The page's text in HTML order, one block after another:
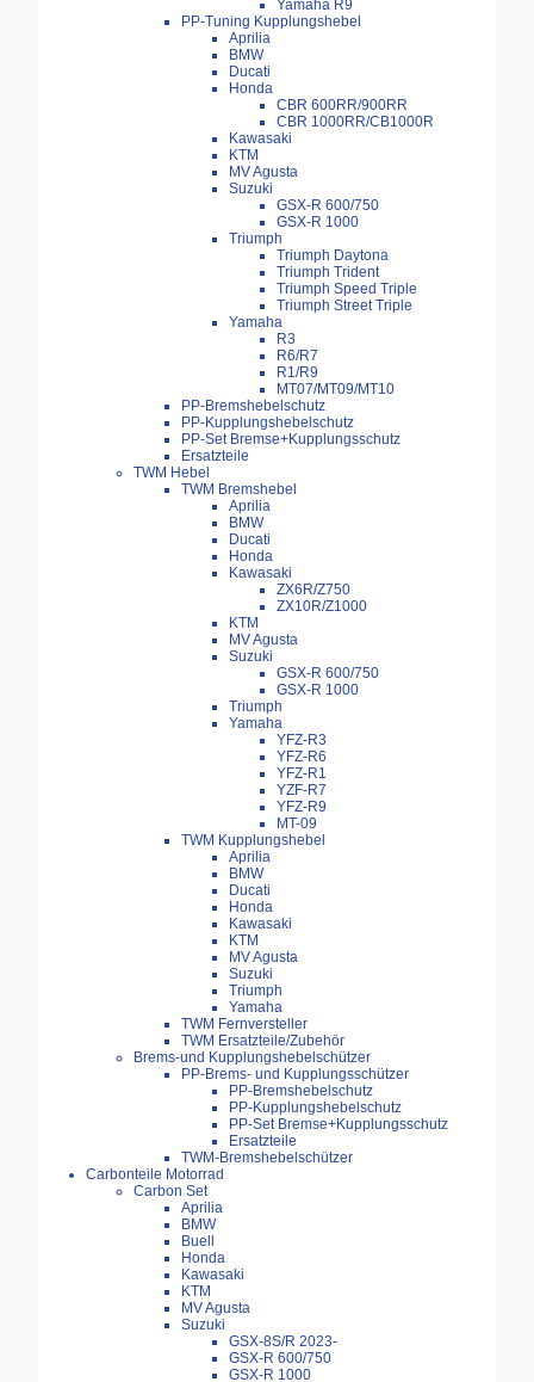
Yamaha R9
PP-Tuning Kupplungshebel
Aprilia
BMW
Ducati
Honda
CBR 600RR/900RR
CBR 1000RR/CB1000R
Kawasaki
KTM
MV Agusta
Suzuki
GSX-R 600/750
GSX-R 1000
Triumph
Triumph Daytona
Triumph Trident
Triumph Speed Triple
Triumph Street Triple
Yamaha
R3
R6/R7
R1/R9
MT07/MT09/MT10
PP-Bremshebelschutz
PP-Kupplungshebelschutz
PP-Set Bremse+Kupplungsschutz
Ersatzteile
TWM Hebel
TWM Bremshebel
Aprilia
BMW
Ducati
Honda
Kawasaki
ZX6R/Z750
ZX10R/Z1000
KTM
MV Agusta
Suzuki
GSX-R 600/750
GSX-R 1000
Triumph
Yamaha
YFZ-R3
YFZ-R6
YFZ-R1
YZF-R7
YFZ-R9
MT-09
TWM Kupplungshebel
Aprilia
BMW
Ducati
Honda
Kawasaki
KTM
MV Agusta
Suzuki
Triumph
Yamaha
TWM Fernversteller
TWM Ersatzteile/Zubehör
Brems-und Kupplungshebelschützer
PP-Brems- und Kupplungsschützer
PP-Bremshebelschutz
PP-Kupplungshebelschutz
PP-Set Bremse+Kupplungsschutz
Ersatzteile
TWM-Bremshebelschützer
Carbonteile Motorrad
Carbon Set
Aprilia
BMW
Buell
Honda
Kawasaki
KTM
MV Agusta
Suzuki
GSX-8S/R 2023-
GSX-R 600/750
GSX-R 1000